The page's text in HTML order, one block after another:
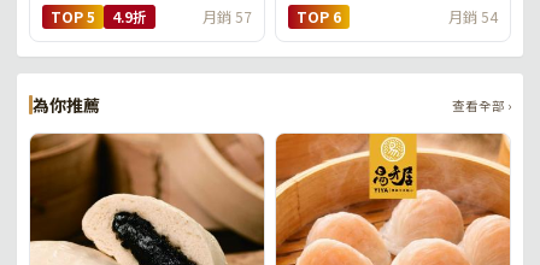
TOP 5 4.9折 月銷 57 TOP 6 月銷 54
為你推薦 查看全部 ›